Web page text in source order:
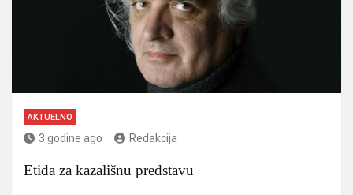
AKTUELNO
3 godine ago Redakcija
Etida za kazališnu predstavu